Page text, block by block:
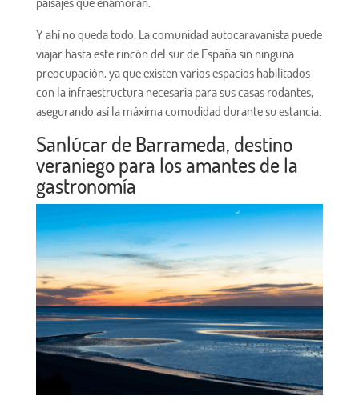
Y ahí no queda todo. La comunidad autocaravanista puede
viajar hasta este rincón del sur de España sin ninguna
preocupación, ya que existen varios espacios habilitados
con la infraestructura necesaria para sus casas rodantes,
asegurando así la máxima comodidad durante su estancia.
Sanlúcar de Barrameda, destino
veraniego para los amantes de la
gastronomía